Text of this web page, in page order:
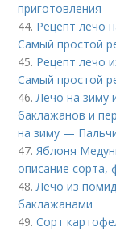
приготовления
44. Рецепт лечо
Самый простой
45. Рецепт лечо
Самый простой
46.Лечо на зиму
баклажанов и
на зиму —
47.Яблоня
описание сорта,
48.Лечо из
баклажанами
49.Сорт